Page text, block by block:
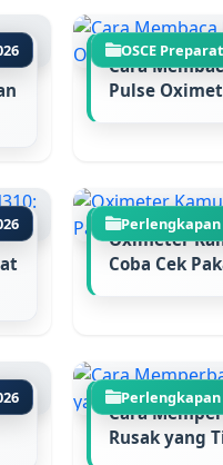
OSCE
Cara
Pulse
Perlengkapan
Oximeter
Coba Cek
Perlengkapan
Cara
Rusak yang